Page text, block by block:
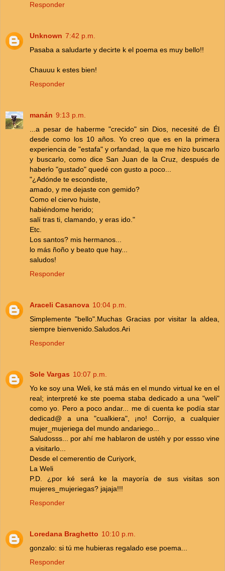
Responder
Unknown 7:42 p.m.
Pasaba a saludarte y decirte k el poema es muy bello!!
Chauuu k estes bien!
Responder
manán 9:13 p.m.
...a pesar de haberme "crecido" sin Dios, necesité de Él
desde como los 10 años. Yo creo que es en la primera
experiencia de "estafa" y orfandad, la que me hizo buscarlo
y buscarlo, como dice San Juan de la Cruz, después de
haberlo "gustado" quedé con gusto a poco...
"¿Adónde te escondiste,
amado, y me dejaste con gemido?
Como el ciervo huiste,
habiéndome herido;
salí tras ti, clamando, y eras ido."
Etc.
Los santos? mis hermanos...
lo más ñoño y beato que hay...
saludos!
Responder
Araceli Casanova 10:04 p.m.
Simplemente "bello".Muchas Gracias por visitar la aldea,
siempre bienvenido.Saludos.Ari
Responder
Sole Vargas 10:07 p.m.
Yo ke soy una Weli, ke stá más en el mundo virtual ke en el
real; interpreté ke ste poema staba dedicado a una "weli"
como yo. Pero a poco andar... me di cuenta ke podía star
dedicad@ a una "cualkiera", ¡no! Corrijo, a cualquier
mujer_mujeriega del mundo andariego...
Saludosss... por ahí me hablaron de ustéh y por essso vine
a visitarlo...
Desde el cemerentio de Curiyork,
La Weli
P.D. ¿por ké será ke la mayoría de sus visitas son
mujeres_mujeriegas? jajaja!!!
Responder
Loredana Braghetto 10:10 p.m.
gonzalo: si tú me hubieras regalado ese poema...
Responder